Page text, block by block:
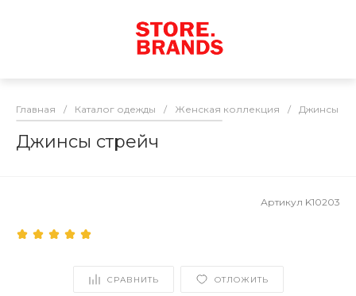
Главная / Каталог одежды / Женская коллекция / Джинсы /
Джинсы стрейч
Артикул K10203
СРАВНИТЬ ОТЛОЖИТЬ